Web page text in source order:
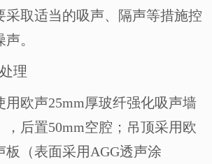
采取适当的吸声、隔声等措施控
。
理
用欧声25mm厚玻纤强化吸声墙
，后置50mm空腔；吊顶采用欧
板（表面采用AGG透声涂